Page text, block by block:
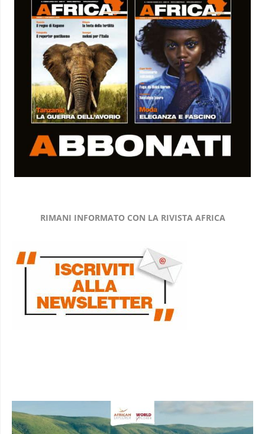
RIMANI INFORMATO CON LA RIVISTA AFRICA